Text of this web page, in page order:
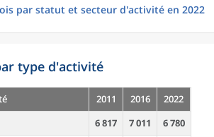
par statut et secteur d'activité en 2022
type d'activité
2011 2016
2022
6 817 7 011
6 780